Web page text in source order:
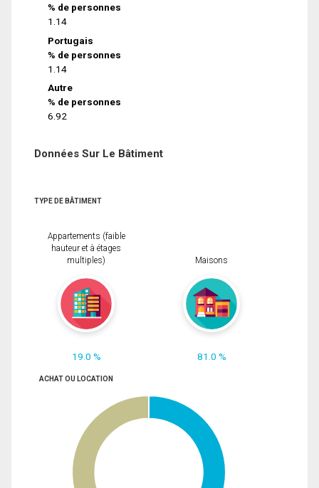
% de personnes
1.14
Portugais
% de personnes
1.14
Autre
% de personnes
6.92
Données Sur Le Bâtiment
TYPE DE BÂTIMENT
Appartements (faible
hauteur et à étages
multiples)
19.0 %
Maisons
81.0 %
ACHAT OU LOCATION